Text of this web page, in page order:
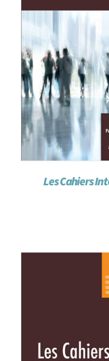
Les Cahiers